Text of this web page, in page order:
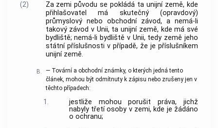
(2)
Za zemi původu se pokládá ta unijní země, kde
přihlašovatel má skutečný (opravdový)
průmyslový nebo obchodní závod, a nemá-li
takový závod v Unii, ta unijní země, kde má své
bydliště; nemá-li bydliště v Unii, tedy země jeho
státní příslušnosti v případě, že je příslušníkem
unijní země.
B.
— Tovární a obchodní známky, o kterých jedná tento
článek, mohou být odmítnuty k zápisu nebo zrušeny jen v
těchto případech:
1.
jestliže mohou porušit práva, jichž
nabyly třetí osoby v zemi, kde je žádáno
o ochranu;